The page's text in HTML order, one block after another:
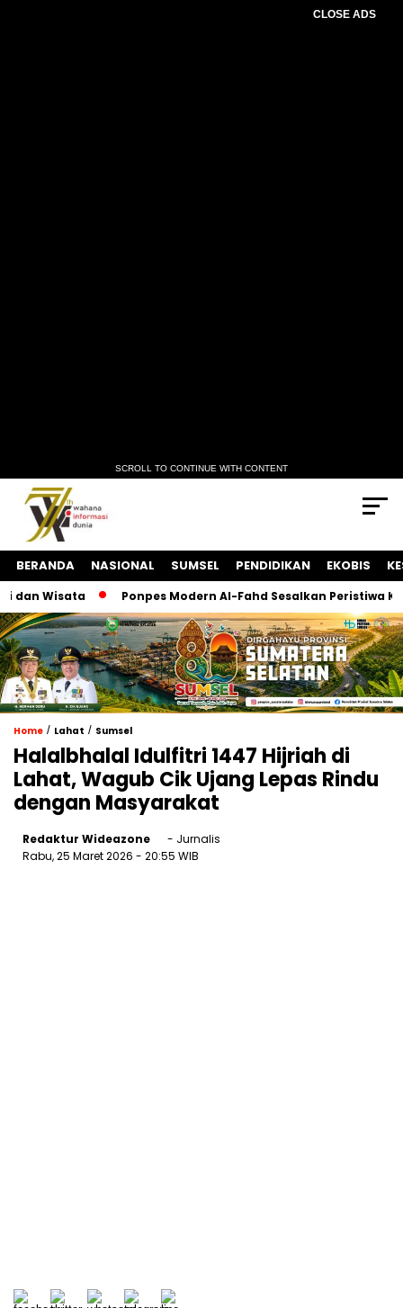
CLOSE ADS
SCROLL TO CONTINUE WITH CONTENT
BERANDA NASIONAL SUMSEL PENDIDIKAN EKOBIS
Wisata Ponpes Modern Al-Fahd Sesalkan Peristiwa
Home / Lahat / Sumsel
Halalbhalal Idulfitri 1447 Hijriah di
Lahat, Wagub Cik Ujang Lepas Rindu
dengan Masyarakat
Redaktur Wideazone
- Jurnalis
Rabu, 25 Maret 2026 - 20:55 WIB